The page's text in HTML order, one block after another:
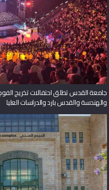
جامعة القدس تطلق احتفالات تخريج
والهندسة والقدس بارد والدراسات العليا